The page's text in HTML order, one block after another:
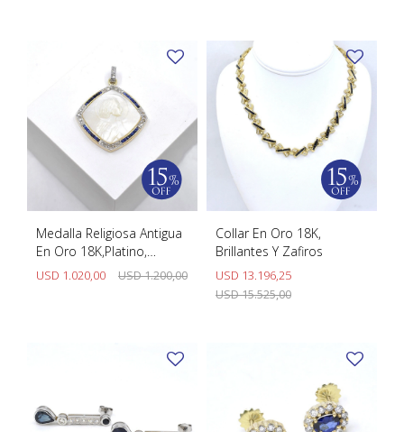
Medalla Religiosa Antigua
En Oro 18K,Platino,
Zafiros, Diamantes Y
USD 1.020,00 USD1.200,00
Collar En Oro 18K,
Brillantes Y Zafiros
USD 13.196,25
USD15.525,00